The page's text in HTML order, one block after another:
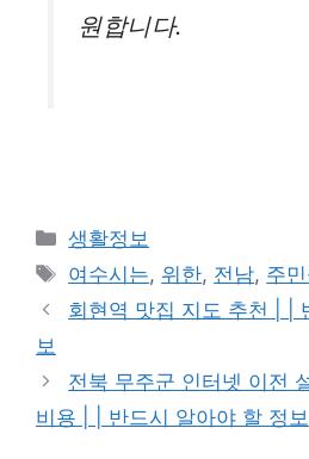
원합니다.
카
테
고
리
생활정보
태
그
여수시는, 위한, 전남, 주
회현역 맛집 지도 추천 | |
보
전북 무주군 인터넷 이전
비용 | | 반드시 알아야 할 정보